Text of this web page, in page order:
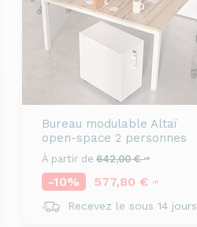
Bureau modulable Altaï
open-space 2 personnes
À partir de 642,00 €HT
-10% 577,80 € HT
Recevez le sous 14 jours